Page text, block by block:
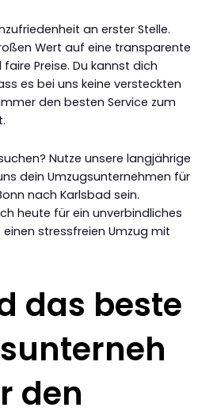
an erster Stelle.
Wert auf eine transparente
Preise. Du kannst dich
es bei uns keine versteckten
den besten Service zum
Nutze unsere langjährige
dein Umzugsunternehmen für
nach Karlsbad sein.
heute für ein unverbindliches
stressfreien Umzug mit
das beste
den